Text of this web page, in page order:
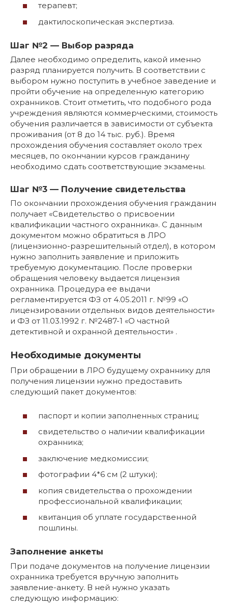
терапевт;
дактилоскопическая экспертиза.
Шаг №2 — Выбор разряда
Далее необходимо определить, какой именно
разряд планируется получить. В соответствии с
выбором нужно поступить в учебное заведение и
пройти обучение на определенную категорию
охранников. Стоит отметить, что подобного рода
учреждения являются коммерческими, стоимость
обучения различается в зависимости от субъекта
проживания (от 8 до 14 тыс. руб.). Время
прохождения обучения составляет около трех
месяцев, по окончании курсов гражданину
необходимо сдать соответствующие экзамены.
Шаг №3 — Получение свидетельства
По окончании прохождения обучения гражданин
получает «Свидетельство о присвоении
квалификации частного охранника». С данным
документом можно обратиться в ЛРО
(лицензионно-разрешительный отдел), в котором
нужно заполнить заявление и приложить
требуемую документацию. После проверки
обращения человеку выдается лицензия
охранника. Процедура ее выдачи
регламентируется ФЗ от 4.05.2011 г. №99 «О
лицензировании отдельных видов деятельности»
и ФЗ от 11.03.1992 г. №2487-1 «О частной
детективной и охранной деятельности» .
Необходимые документы
При обращении в ЛРО будущему охраннику для
получения лицензии нужно предоставить
следующий пакет документов:
паспорт и копии заполненных страниц;
свидетельство о наличии квалификации
охранника;
заключение медкомиссии;
фотографии 4*6 см (2 штуки);
копия свидетельства о прохождении
профессиональной квалификации;
квитанция об уплате государственной
пошлины.
Заполнение анкеты
При подаче документов на получение лицензии
охранника требуется вручную заполнить
заявление-анкету. В ней нужно указать
следующую информацию: